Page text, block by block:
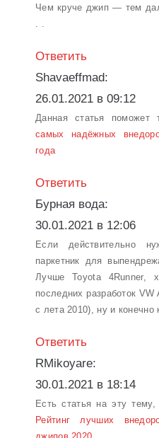
Чем круче джип — тем
. .
Ответить
Shavaeffmad:
26.01.2021 в 09:12
Данная статья поможет
самых надёжных
года
Ответить
Бурная вода:
30.01.2021 в 12:06
Если действительно
паркетник для
Лучше Toyota 4Runner,
последних разработок
с лета 2010), ну и конечно
Ответить
RMikoyare:
30.01.2021 в 18:14
Есть статья на эту тему,
Рейтинг лучших